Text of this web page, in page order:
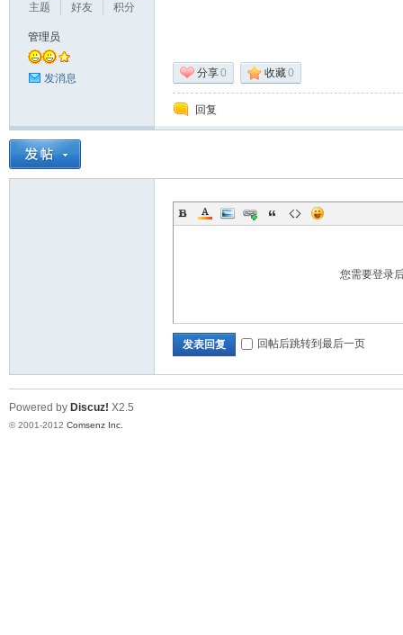
主题
好友
积分
管理员
发消息 分享0 收藏0
回复
您需要登录
发表回复 回帖后跳转到最后一页
Powered by Discuz! X2.5
© 2001-2012 Comsenz Inc.